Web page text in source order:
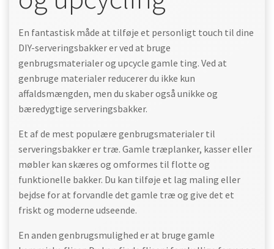
En fantastisk måde at tilføje et personligt touch til dine
DIY-serveringsbakker er ved at bruge
genbrugsmaterialer og upcycle gamle ting. Ved at
genbruge materialer reducerer du ikke kun
affaldsmængden, men du skaber også unikke og
bæredygtige serveringsbakker.
Et af de mest populære genbrugsmaterialer til
serveringsbakker er træ. Gamle træplanker, kasser eller
møbler kan skæres og omformes til flotte og
funktionelle bakker. Du kan tilføje et lag maling eller
bejdse for at forvandle det gamle træ og give det et
friskt og moderne udseende.
En anden genbrugsmulighed er at bruge gamle